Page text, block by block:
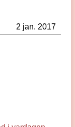
2 jan. 2017